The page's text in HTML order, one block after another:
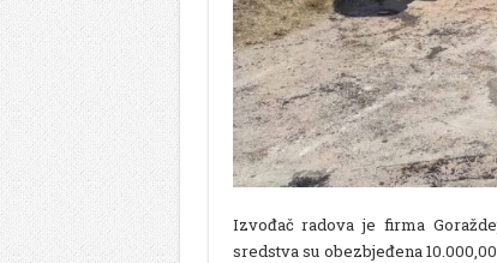
Izvođač radova je firma
sredstva su obezbjeđena